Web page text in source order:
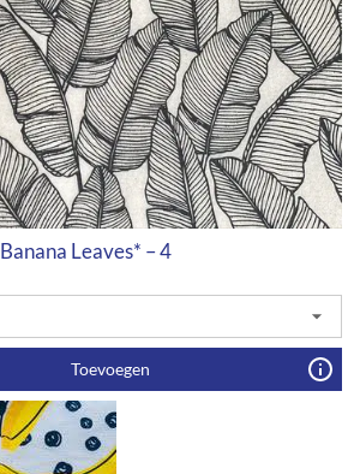
Banana Leaves* – 4
Toevoegen